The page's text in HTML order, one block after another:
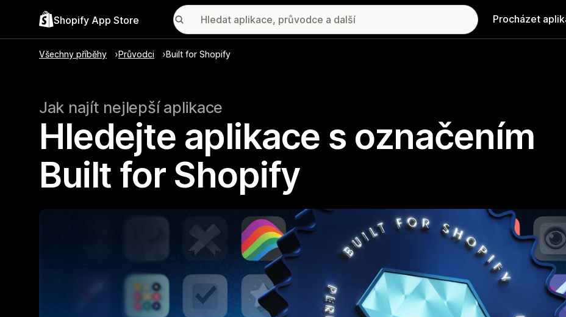
Shopify App Store Procházet
Všechny příběhy Průvodci Built for Shopify
Jak najít nejlepší aplikace
Hledejte aplikace s označením
Built for Shopify